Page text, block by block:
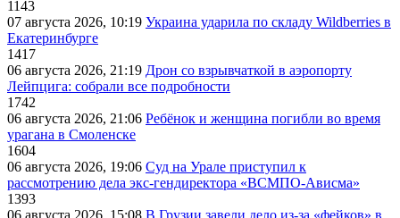
1143
07 августа 2026, 10:19 Украина ударила по складу Wildberries в
Екатеринбурге
1417
06 августа 2026, 21:19 Дрон со взрывчаткой в аэропорту
Лейпцига: собрали все подробности
1742
06 августа 2026, 21:06 Ребёнок и женщина погибли во время
урагана в Смоленске
1604
06 августа 2026, 19:06 Суд на Урале приступил к
рассмотрению дела экс-гендиректора «ВСМПО-Ависма»
1393
06 августа 2026, 15:08 В Грузии завели дело из-за «фейков» в